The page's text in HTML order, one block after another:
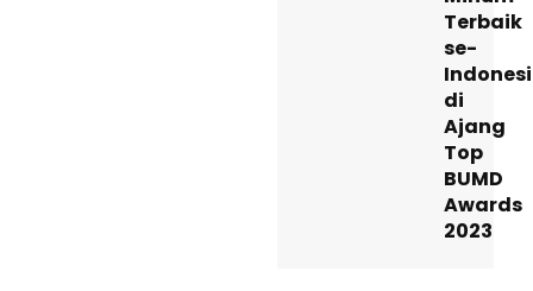
Terbaik
se-
di
Ajang
Top
BUMD
Awards
2023